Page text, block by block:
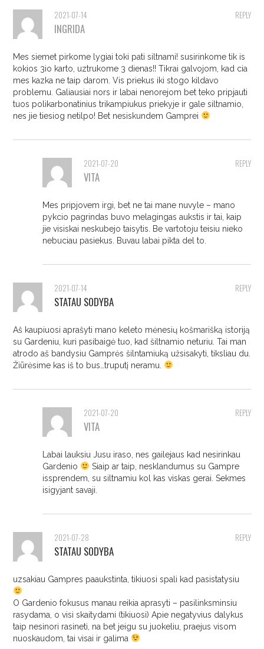
REPLY
2021-07-14
INGRIDA
Mes siemet pirkome lygiai toki pati siltnami! susirinkome tik is
kokios 3io karto, uztrukome 3 dienas!! Tikrai galvojom, kad cia
mes kazka ne taip darom. Vis priekus iki stogo kildavo
problemu. Galiausiai nors ir labai nenorejom bet teko pripjauti
tuos polikarbonatinius trikampiukus priekyje ir gale siltnamio,
nes jie tiesiog netilpo! Bet nesiskundem Gamprei
REPLY
2021-07-20
VITA
Mes pripjovem irgi, bet ne tai mane nuvyle – mano
pykcio pagrindas buvo melagingas aukstis ir tai, kaip
jie visiskai neskubejo taisytis. Be vartotoju teisiu nieko
nebuciau pasiekus. Buvau labai pikta del to.
REPLY
2021-07-14
STATAU SODYBA
Aš kaupiuosi aprašyti mano keleto mėnesių košmarišką istoriją
su Gardeniu, kuri pasibaigė tuo, kad šiltnamio neturiu. Tai man
atrodo aš bandysiu Gamprės šilntamiuką užsisakyti, tiksliau du.
Žiūrėsime kas iš to bus…truputį neramu.
REPLY
2021-07-20
VITA
Labai lauksiu Jusu iraso, nes gailejaus kad nesirinkau
Gardenio
Siaip ar taip, nesklandumus su Gampre
issprendem, su siltnamiu kol kas viskas gerai. Sekmes
isigyjant savaji.
REPLY
2021-07-28
STATAU SODYBA
uzsakiau Gampres paaukstinta, tikiuosi spali kad pasistatysiu
O Gardenio fokusus manau reikia aprasyti – pasilinksminsiu
rasydama, o visi skaitydami (tikiuosi) Apie negatyvius dalykus
taip nesinori rasineti, na bet jeigu su juokeliu, praejus visom
nuoskaudom, tai visai ir galima